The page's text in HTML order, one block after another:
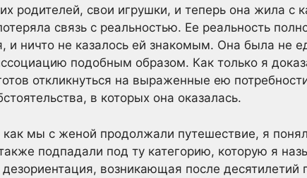
родителей, свои игрушки, и теперь она жила
связь с реальностью. Ее реальность
и ничто не казалось ей знакомым. Она была не
подобным образом. Как только я
откликнуться на выраженные ею
в которых она оказалась.
мы с женой продолжали путешествие, я
подпадали под ту категорию, которую я
дезориентация, возникающая после десятилетий